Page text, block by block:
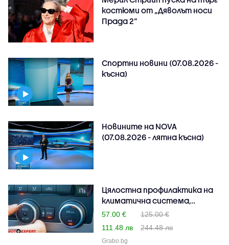
костюми от „Дяволът носи
Прада 2“
Спортни новини (07.08.2026 -
късна)
Новините на NOVA
(07.08.2026 - лятна късна)
Цялостна профилактика на
климатична система,..
57.00 €
125.00 €
111.48 лв
244.48 лв
Grabo.bg